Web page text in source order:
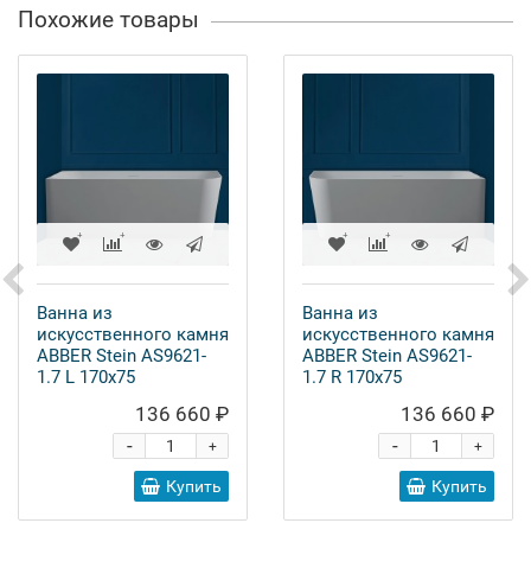
Похожие товары
Ванна из
искусственного камня
ABBER Stein AS9621-
1.7 L 170x75
136 660 ₽
+
-
Купить
Ванна из
искусственного камня
ABBER Stein AS9621-
1.7 R 170x75
136 660 ₽
+
-
Купить